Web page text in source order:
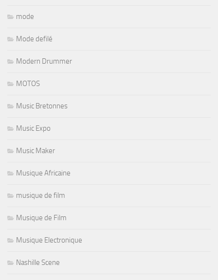
mode
Mode defilé
Modern Drummer
MOTOS
Music Bretonnes
Music Expo
Music Maker
Musique Africaine
musique de film
Musique de Film
Musique Electronique
Nashille Scene